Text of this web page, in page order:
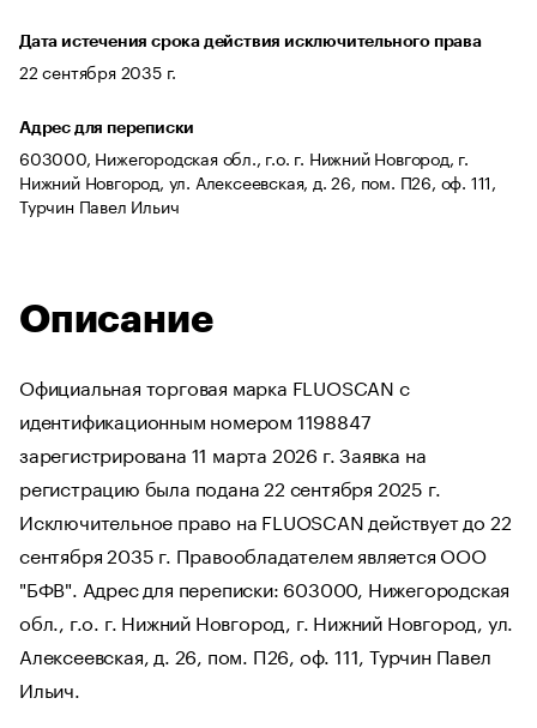
Дата истечения срока действия исключительного права
22 сентября 2035 г.
Адрес для переписки
603000, Нижегородская обл., г.о. г. Нижний Новгород, г.
Нижний Новгород, ул. Алексеевская, д. 26, пом. П26, оф. 111,
Турчин Павел Ильич
Описание
Официальная торговая марка FLUOSCAN с
идентификационным номером 1198847
зарегистрирована 11 марта 2026 г. Заявка на
регистрацию была подана 22 сентября 2025 г.
Исключительное право на FLUOSCAN действует до 22
сентября 2035 г. Правообладателем является ООО
"БФВ". Адрес для переписки: 603000, Нижегородская
обл., г.о. г. Нижний Новгород, г. Нижний Новгород, ул.
Алексеевская, д. 26, пом. П26, оф. 111, Турчин Павел
Ильич.